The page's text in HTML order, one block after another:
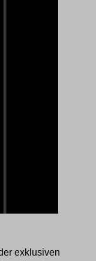
exklusiven